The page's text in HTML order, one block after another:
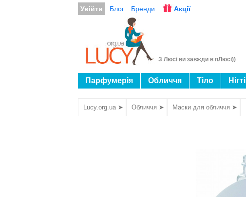
Увійти Блог Бренди Акції
З Люсі ви завжди в пЛюсі))
Парфумерія Обличчя Тіло Нігті
Lucy.org.ua ➤ Обличчя ➤ Маски для обличчя ➤